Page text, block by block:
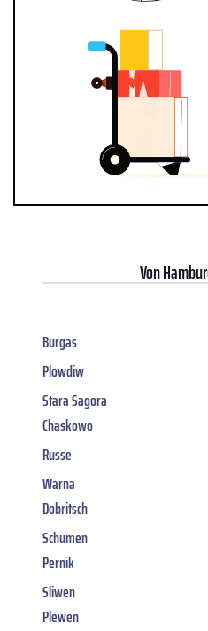
Von
Burgas
Plowdiw
Stara Sagora
Chaskowo
Russe
Warna
Dobritsch
Schumen
Pernik
Sliwen
Plewen